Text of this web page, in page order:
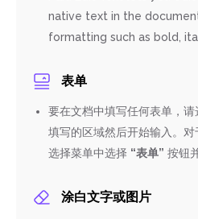
native text in the
formatting such as bold,
表单
要在文档中填写任何表单，请
填写的区域然后开始输入。
选择菜单中选择 “表单” 按钮
涂白文字或图片